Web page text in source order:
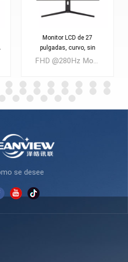
Monitor LCD de 27
pulgadas, curvo, sin
bordes, profesional, para
FHD @280Hz Monitor LCD para juegos FAST VA de 27 pulgadas Cantidad mínima de pedido: 300 piezas
se desee